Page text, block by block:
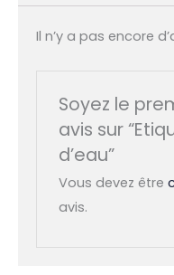
Il n’y a pas encore
Soyez le
avis sur
d’eau”
Vous devez être
avis.